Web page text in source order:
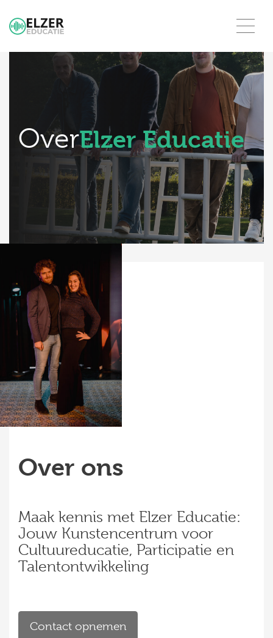
OverElzer Educatie
Over ons
Maak kennis met Elzer Educatie:
Jouw Kunstencentrum voor
Cultuureducatie, Participatie en
Talentontwikkeling
Contact opnemen